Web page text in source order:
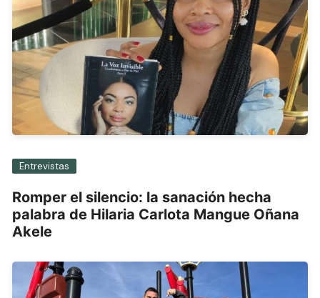
Entrevistas
Romper el silencio: la sanación hecha
palabra de Hilaria Carlota Mangue Oñana
Akele